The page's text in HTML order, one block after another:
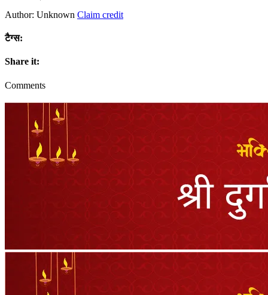
Author: Unknown Claim credit
टैग्स:
Share it:
Comments